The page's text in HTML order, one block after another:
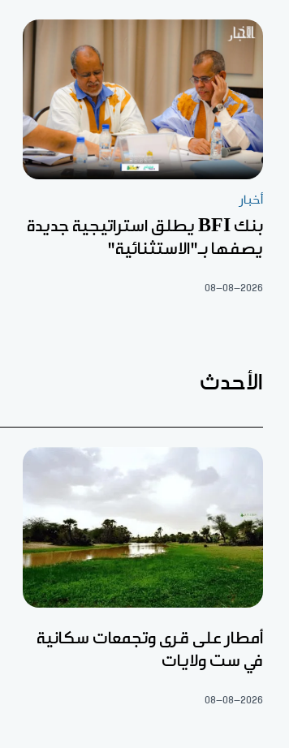
أخبار
بنك BFI يطلق استراتيجية جديدة
يصفها بـ"الاستثنائية"
08-08-2026
الأحدث
أمطار على قرى وتجمعات سكانية
في ست ولايات
08-08-2026